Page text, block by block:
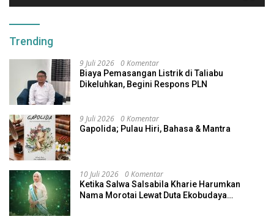
Trending
9 Juli 2026 0 Komentar
Biaya Pemasangan Listrik di Taliabu
Dikeluhkan, Begini Respons PLN
9 Juli 2026 0 Komentar
Gapolida; Pulau Hiri, Bahasa & Mantra
10 Juli 2026 0 Komentar
Ketika Salwa Salsabila Kharie Harumkan
Nama Morotai Lewat Duta Ekobudaya